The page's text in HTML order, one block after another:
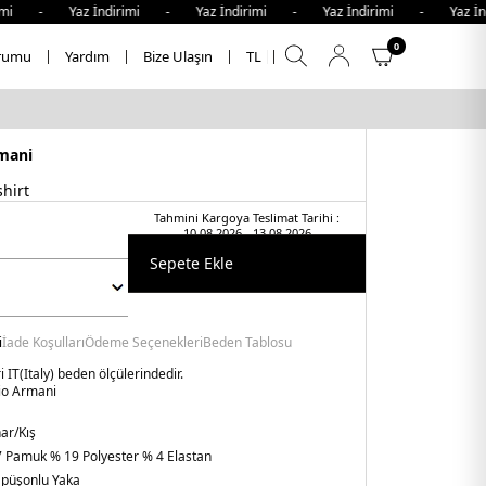
İndirimi - Yaz İndirimi - Yaz İndirimi -
Yardım Bize Ulaşın TL
0
Tahmini Kargoya Teslimat Tarihi :
10.08.2026 - 13.08.2026
Sepete Ekle
İade KoşullarıÖdeme SeçenekleriBeden Tablosu
IT(Italy) beden ölçülerindedir.
Armani
Kış
Pamuk % 19 Polyester % 4 Elastan
Yaka